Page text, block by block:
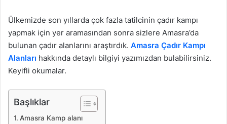
Ülkemizde son yıllarda çok fazla tatilcinin çadır kampı
yapmak için yer aramasından sonra sizlere Amasra’da
bulunan çadır alanlarını araştırdık. Amasra Çadır Kampı
Alanları hakkında detaylı bilgiyi yazımızdan bulabilirsiniz.
Keyifli okumalar.
Başlıklar
Amasra Kamp alanı